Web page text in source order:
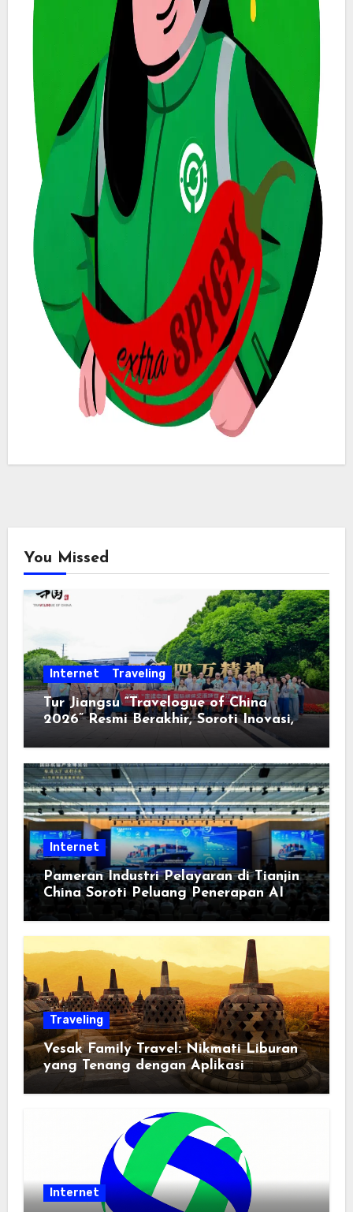
You Missed
Internet Traveling
Tur Jiangsu “Travelogue of China
2026” Resmi Berakhir, Soroti Inovasi,
Keterbukaan, dan Pembangunan
Internet
Pameran Industri Pelayaran di Tianjin
China Soroti Peluang Penerapan AI
Traveling
Vesak Family Travel: Nikmati Liburan
yang Tenang dengan Aplikasi
Pemindai PDF
Internet